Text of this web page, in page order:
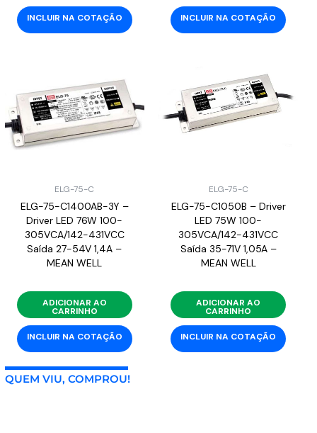
INCLUIR NA COTAÇÃO INCLUIR NA COTAÇÃO
ELG-75-C
ELG-75-C1400AB-3Y –
Driver LED 76W 100-
305VCA/142-431VCC
Saída 27-54V 1,4A –
MEAN WELL
ADICIONAR AO
CARRINHO
INCLUIR NA COTAÇÃO
ELG-75-C
ELG-75-C1050B – Driver
LED 75W 100-
305VCA/142-431VCC
Saída 35-71V 1,05A –
MEAN WELL
ADICIONAR AO
CARRINHO
INCLUIR NA COTAÇÃO
QUEM VIU, COMPROU!